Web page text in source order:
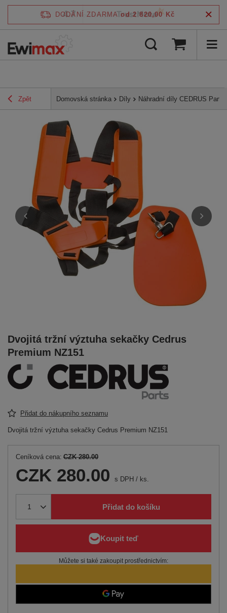
DODÁNÍ ZDARMA od 2 820,00 Kč
Zpět Domovská stránka Díly Náhradní díly CEDRUS Parts
Dvojitá tržní výztuha sekačky Cedrus
Premium NZ151
Přidat do nákupního seznamu
Dvojitá tržní výztuha sekačky Cedrus Premium NZ151
Ceníková cena: CZK 280.00
CZK 280.00 s DPH / ks.
Přidat do košíku
Můžete si také zakoupit prostřednictvím:
4.7 /5 ověřeno podle